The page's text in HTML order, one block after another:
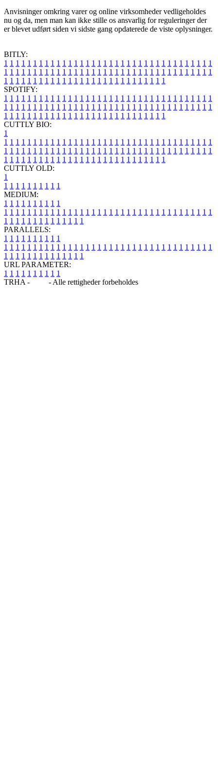
Anvisninger omkring varer og online virksomheder vedligeholdes
nu og da, men man kan ikke stille os ansvarlig for reguleringer der
er blevet udført siden vi sidste gang opdaterede de viste oplysninger.
BITLY:
1 1 1 1 1 1 1 1 1 1 1 1 1 1 1 1 1 1 1 1 1 1 1 1 1 1 1 1 1 1 1 1 1 1 1 1
1 1 1 1 1 1 1 1 1 1 1 1 1 1 1 1 1 1 1 1 1 1 1 1 1 1 1 1 1 1 1 1 1 1 1 1
1 1 1 1 1 1 1 1 1 1 1 1 1 1 1 1 1 1 1 1 1 1 1 1 1 1 1 1
SPOTIFY:
1 1 1 1 1 1 1 1 1 1 1 1 1 1 1 1 1 1 1 1 1 1 1 1 1 1 1 1 1 1 1 1 1 1 1 1
1 1 1 1 1 1 1 1 1 1 1 1 1 1 1 1 1 1 1 1 1 1 1 1 1 1 1 1 1 1 1 1 1 1 1 1
1 1 1 1 1 1 1 1 1 1 1 1 1 1 1 1 1 1 1 1 1 1 1 1 1 1 1 1
CUTTLY BIO:
1
1 1 1 1 1 1 1 1 1 1 1 1 1 1 1 1 1 1 1 1 1 1 1 1 1 1 1 1 1 1 1 1 1 1 1 1
1 1 1 1 1 1 1 1 1 1 1 1 1 1 1 1 1 1 1 1 1 1 1 1 1 1 1 1 1 1 1 1 1 1 1 1
1 1 1 1 1 1 1 1 1 1 1 1 1 1 1 1 1 1 1 1 1 1 1 1 1 1 1 1
CUTTLY OLD:
1
1 1 1 1 1 1 1 1 1 1
MEDIUM:
1 1 1 1 1 1 1 1 1 1
1 1 1 1 1 1 1 1 1 1 1 1 1 1 1 1 1 1 1 1 1 1 1 1 1 1 1 1 1 1 1 1 1 1 1 1
1 1 1 1 1 1 1 1 1 1 1 1 1 1
PARALLELS:
1 1 1 1 1 1 1 1 1 1
1 1 1 1 1 1 1 1 1 1 1 1 1 1 1 1 1 1 1 1 1 1 1 1 1 1 1 1 1 1 1 1 1 1 1 1
1 1 1 1 1 1 1 1 1 1 1 1 1 1
URL PARAMETER:
1 1 1 1 1 1 1 1 1 1
TRHA -
- Alle rettigheder forbeholdes